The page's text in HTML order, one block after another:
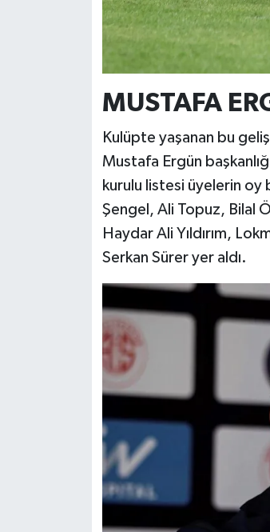
MUSTAFA
Kulüpte yaşanan bu
Mustafa Ergün
kurulu listesi üyelerin
Şengel, Ali Topuz, Bilal
Haydar Ali Yıldırım,
Serkan Sürer yer aldı.